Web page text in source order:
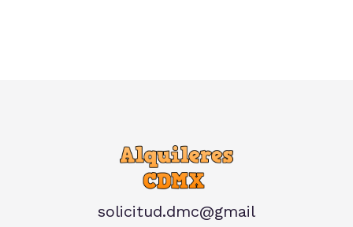
solicitud.dmc@gmail